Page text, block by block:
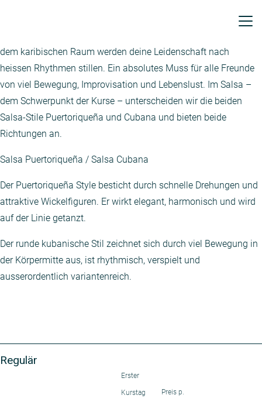
dem karibischen Raum werden deine Leidenschaft nach
heissen Rhythmen stillen. Ein absolutes Muss für alle Freunde
von viel Bewegung, Improvisation und Lebenslust. Im Salsa –
dem Schwerpunkt der Kurse – unterscheiden wir die beiden
Salsa-Stile Puertoriqueña und Cubana und bieten beide
Richtungen an.
Salsa Puertoriqueña / Salsa Cubana
Der Puertoriqueña Style besticht durch schnelle Drehungen und
attraktive Wickelfiguren. Er wirkt elegant, harmonisch und wird
auf der Linie getanzt.
Der runde kubanische Stil zeichnet sich durch viel Bewegung in
der Körpermitte aus, ist rhythmisch, verspielt und
ausserordentlich variantenreich.
Regulär
Erster
Kurstag Preis p.